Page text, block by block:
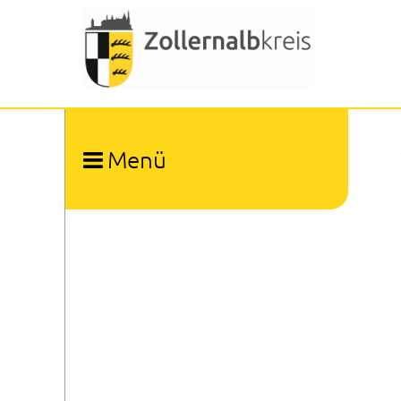
Menü
Dienstleistungen A-Z